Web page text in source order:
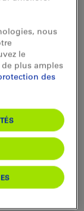
nous
le
plus amples
des